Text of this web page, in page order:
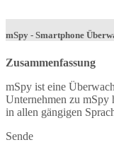
mSpy - Smartphone
Zusammenfassung
mSpy ist eine
Unternehmen zu
in allen gängigen
Sende